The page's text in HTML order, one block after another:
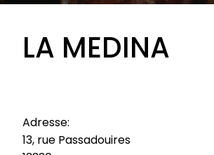
LA MEDINA
Adresse:
13, rue Passadouires